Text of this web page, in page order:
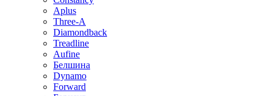
Aplus
Three-A
Diamondback
Treadline
Aufine
Белшина
Dynamo
Forward